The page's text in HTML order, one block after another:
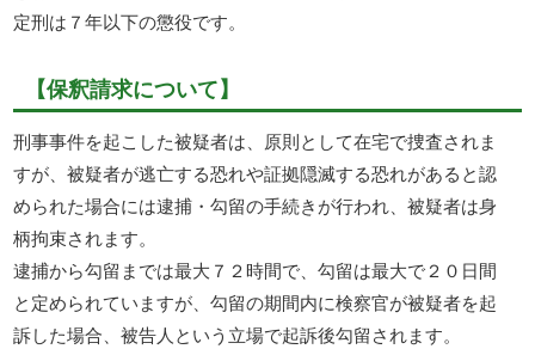
定刑は７年以下の懲役です。
【保釈請求について】
刑事事件を起こした被疑者は、原則として在宅で捜査されま
すが、被疑者が逃亡する恐れや証拠隠滅する恐れがあると認
められた場合には逮捕・勾留の手続きが行われ、被疑者は身
柄拘束されます。
逮捕から勾留までは最大７２時間で、勾留は最大で２０日間
と定められていますが、勾留の期間内に検察官が被疑者を起
訴した場合、被告人という立場で起訴後勾留されます。